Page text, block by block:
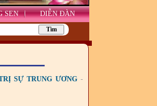
SEN
DIỄN ĐÀN
SỰ TRUNG ƯƠNG -